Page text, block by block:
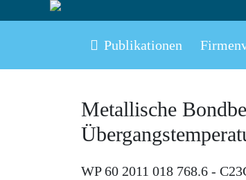
Publikationen
Metallische
WP 60 2011 018 768.6 -